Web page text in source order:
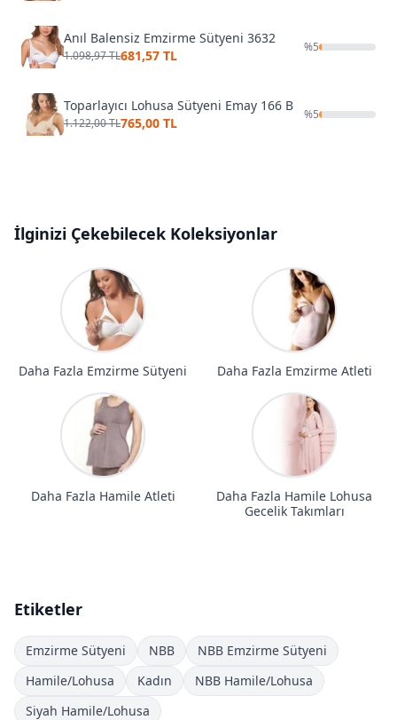
Anıl Balensiz Emzirme Sütyeni 3632
1.098,97 TL681,57 TL
%5
Toparlayıcı Lohusa Sütyeni Emay 166 B
1.122,00 TL765,00 TL
%5
İlginizi Çekebilecek Koleksiyonlar
Daha Fazla Emzirme Sütyeni Daha Fazla Emzirme Atleti
Daha Fazla Hamile Atleti
Daha Fazla Hamile Lohusa
Gecelik Takımları
Etiketler
Emzirme Sütyeni NBB
NBB Emzirme Sütyeni
Hamile/Lohusa
Kadın
NBB Hamile/Lohusa
Siyah Hamile/Lohusa